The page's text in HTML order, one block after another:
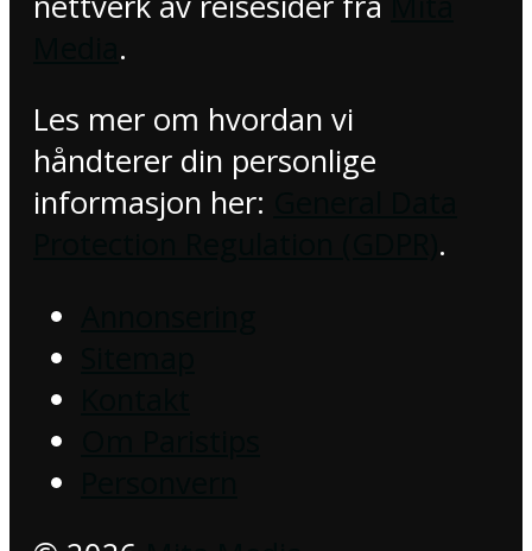
.
Les mer om hvordan vi
håndterer din personlige
informasjon her:
.